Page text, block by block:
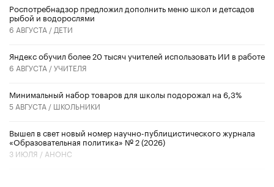
Роспотребнадзор предложил дополнить меню школ и детсадов
рыбой и водорослями
6 АВГУСТА / ДЕТИ
​Яндекс обучил более 20 тысяч учителей использовать ИИ в работе
6 АВГУСТА /УЧИТЕЛЯ
Минимальный набор товаров для школы подорожал на 6,3%
5 АВГУСТА / ШКОЛЬНИКИ
Вышел в свет новый номер научно-публицистического журнала
«Образовательная политика» № 2 (2026)
3 ИЮЛЯ / АНОНС